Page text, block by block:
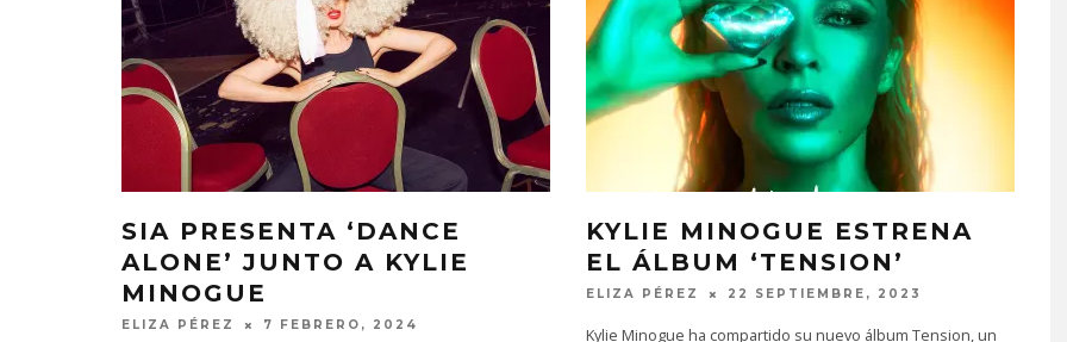
SIA PRESENTA ‘DANCE
ALONE’ JUNTO A KYLIE
MINOGUE
ELIZA PÉREZ 7 FEBRERO, 2024
KYLIE MINOGUE ESTRENA
EL ÁLBUM ‘TENSION’
ELIZA PÉREZ 22 SEPTIEMBRE, 2023
Kylie Minogue ha compartido su nuevo álbum Tension, un